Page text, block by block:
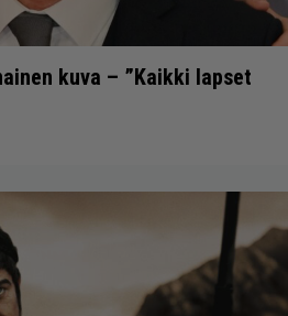
kuva – ”Kaikki lapset